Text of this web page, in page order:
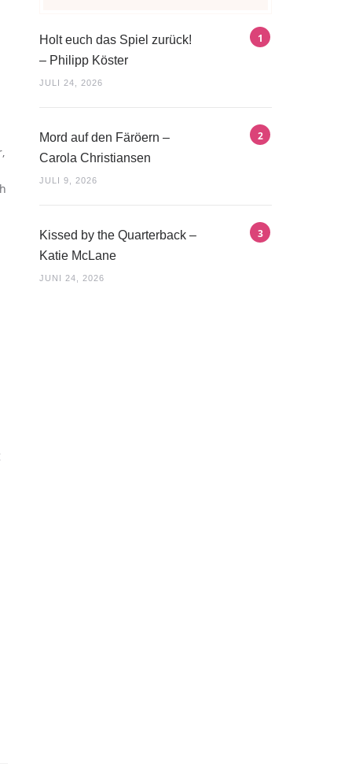
Holt euch das Spiel zurück!
– Philipp Köster
JULI 24, 2026
Mord auf den Färöern –
Carola Christiansen
JULI 9, 2026
Kissed by the Quarterback –
Katie McLane
JUNI 24, 2026